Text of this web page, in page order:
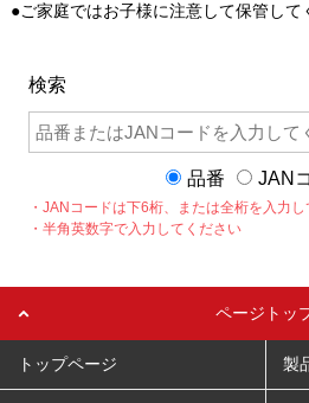
●ご家庭ではお子様に注意して保管して
検索
品番 JAN
・JANコードは下6桁、または全桁を入力
・半角英数字で入力してください
ページトッ
トップページ 製